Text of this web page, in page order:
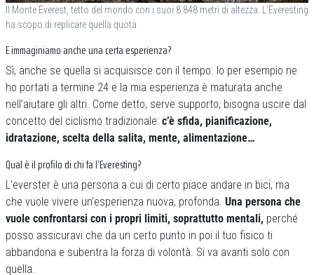
Il Monte Everest, tetto del mondo con i suoi 8.848 metri di altezza. L’Everesting
ha scopo di replicare quella quota
E immaginiamo anche una certa esperienza?
Sì, anche se quella si acquisisce con il tempo. Io per esempio ne
ho portati a termine 24 e la mia esperienza è maturata anche
nell’aiutare gli altri. Come detto, serve supporto, bisogna uscire dal
concetto del ciclismo tradizionale: c’è sfida, pianificazione,
idratazione, scelta della salita, mente, alimentazione…
Qual è il profilo di chi fa l’Everesting?
L’everster è una persona a cui di certo piace andare in bici, ma
che vuole vivere un’esperienza nuova, profonda. Una persona che
vuole confrontarsi con i propri limiti, soprattutto mentali, perché
posso assicuravi che da un certo punto in poi il tuo fisico ti
abbandona e subentra la forza di volontà. Si va avanti solo con
quella.